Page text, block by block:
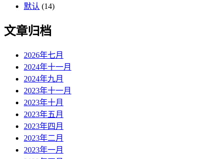
默认 (14)
文章归档
2026年七月
2024年十一月
2024年九月
2023年十一月
2023年十月
2023年五月
2023年四月
2023年二月
2023年一月